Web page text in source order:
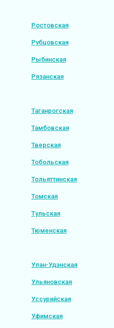
Ростовская
Рубцовская
Рыбинская
Рязанская
Таганрогская
Тамбовская
Тверская
Тобольская
Тольяттинская
Томская
Тульская
Тюменская
Улан-Удэнская
Ульяновская
Уссурийская
Уфимская